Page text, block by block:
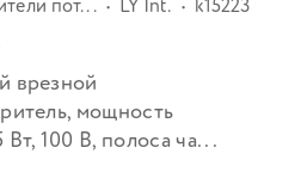
пот... LY Int. k15223
врезной
мощность
Вт, 100 В, полоса ча...